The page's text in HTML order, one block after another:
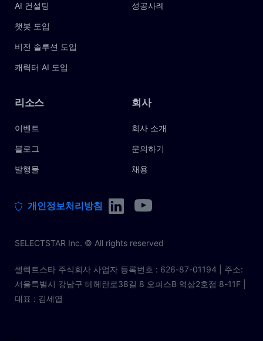
AI 컨설팅
챗봇 도입
비전 솔루션 도입
캐릭터 AI 도입
성공사례
리소스
이벤트
블로그
발행물
회사
회사 소개
문의하기
채용
개인정보처리방침
SELECTSTAR Inc. © All rights reserved
셀렉트스타 주식회사 사업자 등록번호 : 626-87-01194 | 주소:
서울특별시 강남구 테헤란로38길 8 오피스B 역삼2호점 8-11F |
대표 : 김세엽